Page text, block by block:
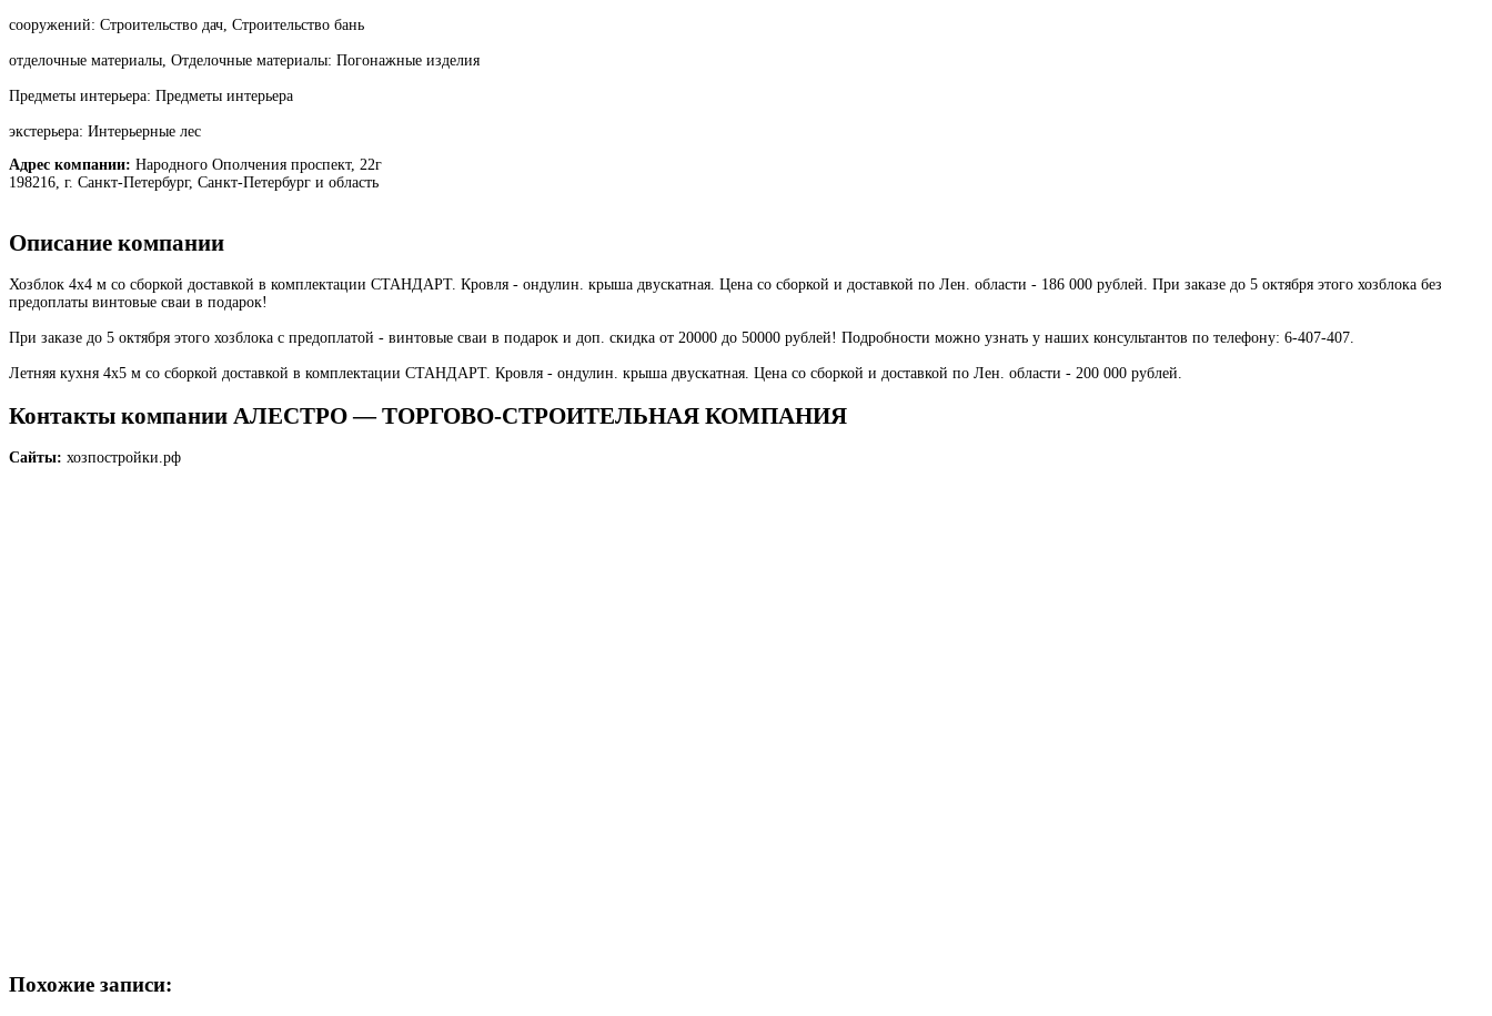
сооружений: Строительство дач, Строительство бань
отделочные материалы, Отделочные материалы: Погонажные изделия
Предметы интерьера: Предметы интерьера
экстерьера: Интерьерные лес
Адрес компании: Народного Ополчения проспект, 22г
198216, г. Санкт-Петербург, Санкт-Петербург и область
Описание компании
Хозблок 4х4 м со сборкой доставкой в комплектации СТАНДАРТ. Кровля - ондулин. крыша двускатная. Цена со сборкой и доставкой по Лен. области - 186 000 рублей. При заказе до 5 октября этого хозблока без
предоплаты винтовые сваи в подарок!
При заказе до 5 октября этого хозблока с предоплатой - винтовые сваи в подарок и доп. скидка от 20000 до 50000 рублей! Подробности можно узнать у наших консультантов по телефону: 6-407-407.
Летняя кухня 4х5 м со сборкой доставкой в комплектации СТАНДАРТ. Кровля - ондулин. крыша двускатная. Цена со сборкой и доставкой по Лен. области - 200 000 рублей.
Контакты компании АЛЕСТРО — ТОРГОВО-СТРОИТЕЛЬНАЯ КОМПАНИЯ
Сайты: хозпостройки.рф
Похожие записи: